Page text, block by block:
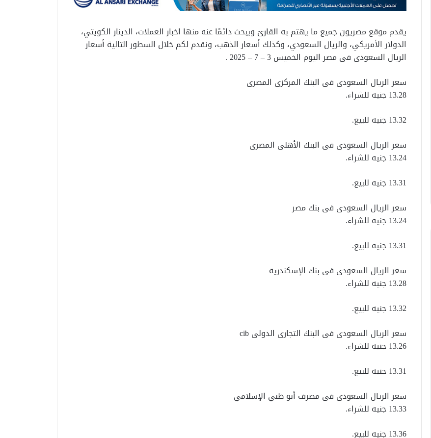
يقدم موقع مصريون جميع ما يهتم به القارئ ويبحث دائمًا عنه منها اخبار العملات، الدينار الكويتي،
الدولار الأمريكي، والريال السعودي، وكذلك أسعار الذهب، ونقدم لكم خلال السطور التالية أسعار
الريال السعودى فى مصر اليوم الخميس 3 – 7 – 2025 .
سعر الريال السعودى فى البنك المركزى المصرى
13.28 جنيه للشراء.
13.32 جنيه للبيع.
سعر الريال السعودى فى البنك الأهلى المصرى
13.24 جنيه للشراء.
13.31 جنيه للبيع.
سعر الريال السعودى فى بنك مصر
13.24 جنيه للشراء.
13.31 جنيه للبيع.
سعر الريال السعودى فى بنك الإسكندرية
13.28 جنيه للشراء.
13.32 جنيه للبيع.
سعر الريال السعودى فى البنك التجارى الدولى cib
13.26 جنيه للشراء.
13.31 جنيه للبيع.
سعر الريال السعودى فى مصرف أبو ظبي الإسلامي
13.33 جنيه للشراء.
13.36 جنيه للبيع.